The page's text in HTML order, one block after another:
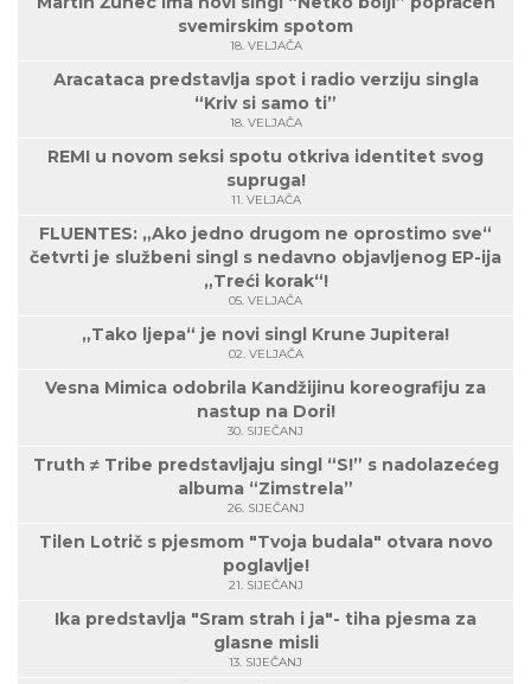
svemirskim spotom
18. VELJAČA
Aracataca predstavlja spot i radio verziju singla
“Kriv si samo ti”
18. VELJAČA
REMI u novom seksi spotu otkriva identitet svog
supruga!
11. VELJAČA
FLUENTES: „Ako jedno drugom ne oprostimo sve“
četvrti je službeni singl s nedavno objavljenog EP-ija
„Treći korak“!
05. VELJAČA
„Tako ljepa“ je novi singl Krune Jupitera!
02. VELJAČA
Vesna Mimica odobrila Kandžijinu koreografiju za
nastup na Dori!
30. SIJEČANJ
Truth ≠ Tribe predstavljaju singl “S!” s nadolazećeg
albuma “Zimstrela”
26. SIJEČANJ
Tilen Lotrič s pjesmom "Tvoja budala" otvara novo
poglavlje!
21. SIJEČANJ
Ika predstavlja "Sram strah i ja"- tiha pjesma za
glasne misli
13. SIJEČANJ